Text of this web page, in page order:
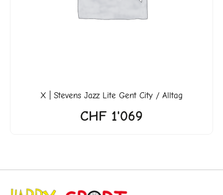
X | Stevens Jazz Lite Gent City / Alltag
CHF 1'069